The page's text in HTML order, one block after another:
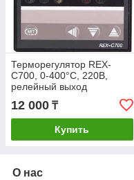
Терморегулятор REX-
C700, 0-400°C, 220В,
релейный выход
12 000 ₸
Купить
О нас